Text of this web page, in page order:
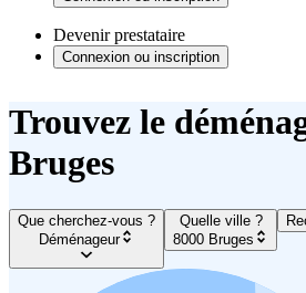
Devenir prestataire
Connexion ou inscription
Trouvez le
Bruges
Que cherchez-vous ?
Déménageur
Quelle ville ?
8000 Bruges